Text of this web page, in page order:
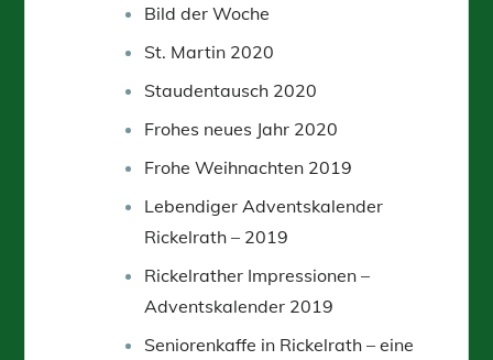
Bild der Woche
St. Martin 2020
Staudentausch 2020
Frohes neues Jahr 2020
Frohe Weihnachten 2019
Lebendiger Adventskalender
Rickelrath – 2019
Rickelrather Impressionen –
Adventskalender 2019
Seniorenkaffe in Rickelrath – eine